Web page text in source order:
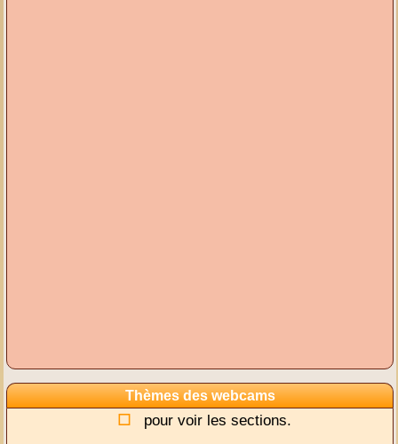
Thèmes des webcams
pour voir les sections.